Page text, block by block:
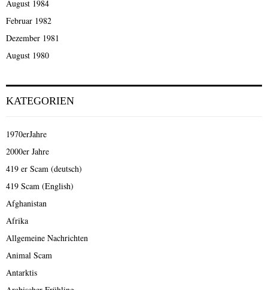
August 1984
Februar 1982
Dezember 1981
August 1980
KATEGORIEN
1970erJahre
2000er Jahre
419 er Scam (deutsch)
419 Scam (English)
Afghanistan
Afrika
Allgemeine Nachrichten
Animal Scam
Antarktis